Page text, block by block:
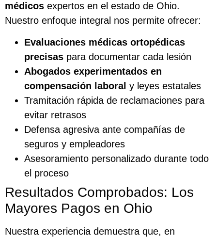
médicos expertos en el estado de Ohio.
Nuestro enfoque integral nos permite ofrecer:
Evaluaciones médicas ortopédicas
precisas para documentar cada lesión
Abogados experimentados en
compensación laboral y leyes estatales
Tramitación rápida de reclamaciones para
evitar retrasos
Defensa agresiva ante compañías de
seguros y empleadores
Asesoramiento personalizado durante todo
el proceso
Resultados Comprobados: Los
Mayores Pagos en Ohio
Nuestra experiencia demuestra que, en